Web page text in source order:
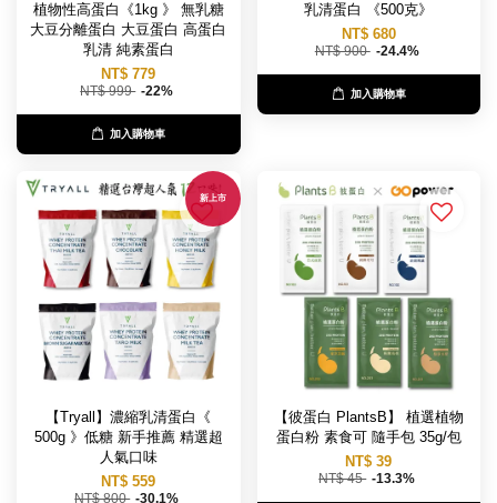
植物性高蛋白《1kg 》 無乳糖
大豆分離蛋白 大豆蛋白 高蛋白
乳清 純素蛋白
NT$ 779
NT$ 999 -22%
加入購物車
乳清蛋白 《500克》
NT$ 680
NT$ 900 -24.4%
加入購物車
新上市
【Tryall】濃縮乳清蛋白《
500g 》低糖 新手推薦 精選超
人氣口味
NT$ 559
NT$ 800 -30.1%
【彼蛋白 PlantsB】 植選植物
蛋白粉 素食可 隨手包 35g/包
NT$ 39
NT$ 45 -13.3%